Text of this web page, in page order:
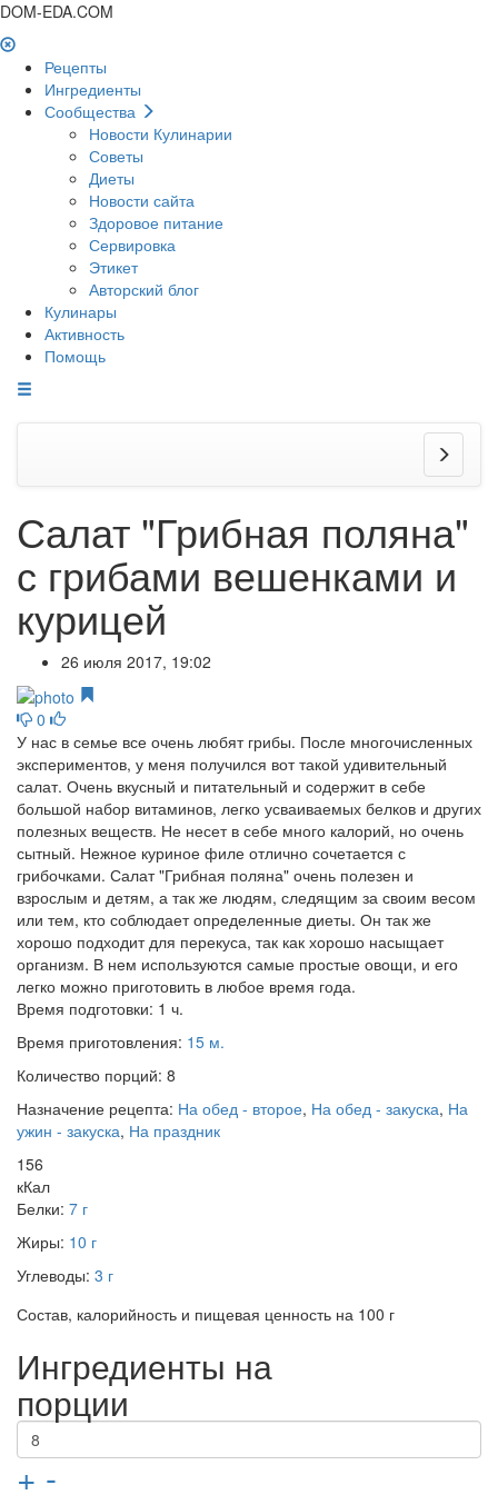
DOM-EDA.COM
Рецепты
Ингредиенты
Сообщества
Новости Кулинарии
Советы
Диеты
Новости сайта
Здоровое питание
Сервировка
Этикет
Авторский блог
Кулинары
Активность
Помощь
Салат "Грибная поляна"
с грибами вешенками и
курицей
26 июля 2017, 19:02
0
У нас в семье все очень любят грибы. После многочисленных
экспериментов, у меня получился вот такой удивительный
салат. Очень вкусный и питательный и содержит в себе
большой набор витаминов, легко усваиваемых белков и других
полезных веществ. Не несет в себе много калорий, но очень
сытный. Нежное куриное филе отлично сочетается с
грибочками. Салат "Грибная поляна" очень полезен и
взрослым и детям, а так же людям, следящим за своим весом
или тем, кто соблюдает определенные диеты. Он так же
хорошо подходит для перекуса, так как хорошо насыщает
организм. В нем используются самые простые овощи, и его
легко можно приготовить в любое время года.
Время подготовки: 1 ч.
Время приготовления: 15 м.
Количество порций: 8
Назначение рецепта: На обед - второе, На обед - закуска, На
ужин - закуска, На праздник
156
кКал
Белки: 7 г
Жиры: 10 г
Углеводы: 3 г
Состав, калорийность и пищевая ценность на 100 г
Ингредиенты на
порции
+ -